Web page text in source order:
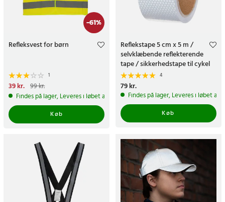
-61%
Refleksvest for børn
1
Nuværende pris
pris:99 kr.
39 kr. 99 kr.
Findes på lager, Leveres i løbet af 1-2 hverdage
Køb
Reflekstape 5 cm x 5 m /
selvklæbende reflekterende
tape / sikkerhedstape til cykel
og barnevogn
4
Pris:79 kr.
79 kr.
Findes på lager, Leveres i løbet af
Køb